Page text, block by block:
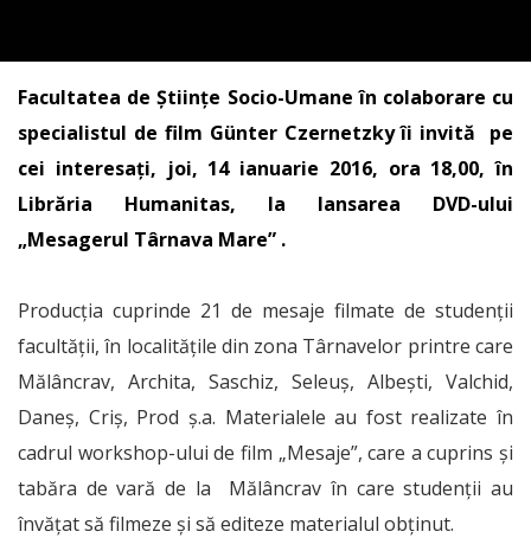
Facultatea de Ştiinţe Socio-Umane în colaborare cu
specialistul de film Günter Czernetzky îi invită pe
cei interesați, joi, 14 ianuarie 2016, ora 18,00, în
Librăria Humanitas, la lansarea DVD-ului
„Mesagerul Târnava Mare” .
Producția cuprinde 21 de mesaje filmate de studenții
facultății, în localitățile din zona Târnavelor printre care
Mălâncrav, Archita, Saschiz, Seleuș, Albești, Valchid,
Daneș, Criș, Prod ș.a. Materialele au fost realizate în
cadrul workshop-ului de film „Mesaje”, care a cuprins și
tabăra de vară de la Mălâncrav în care studenții au
învățat să filmeze și să editeze materialul obținut.